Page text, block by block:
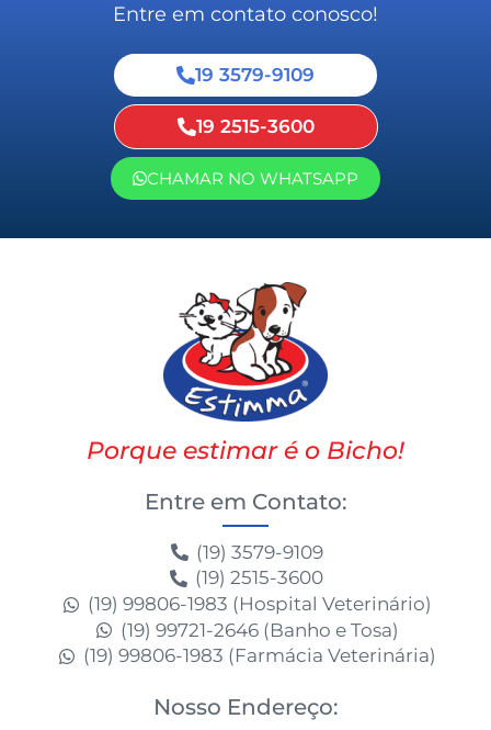
Entre em contato conosco!
19 3579-9109
19 2515-3600
CHAMAR NO WHATSAPP
Porque estimar é o Bicho!
Entre em Contato:
(19) 3579-9109
(19) 2515-3600
(19) 99806-1983 (Hospital Veterinário)
(19) 99721-2646 (Banho e Tosa)
(19) 99806-1983 (Farmácia Veterinária)
Nosso Endereço: